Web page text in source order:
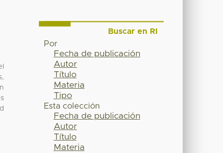
Buscar en RI
Por
Fecha de publicación
Autor
Título
Materia
Tipo
Esta colección
Fecha de publicación
Autor
Título
Materia